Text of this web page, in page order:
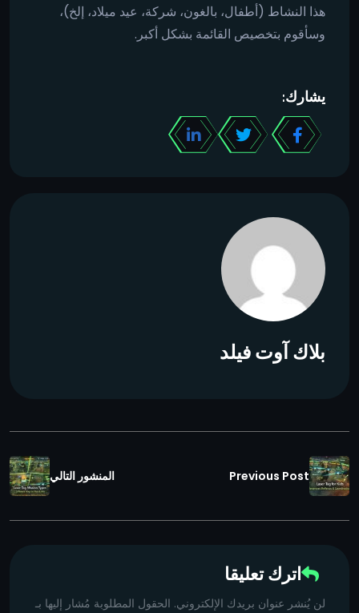
هذا النشاط (أطفال، بالغون، شركة، عيد ميلاد، إلخ)،
وسأقوم بتخصيص القائمة بشكل أكبر.
يشارك:
بلاك آوت فيلد
Previous Post المنشور التالي
اترك تعليقا
لن يُنشر عنوان بريدك الإلكتروني. الحقول المطلوبة مُشار إليها بـ